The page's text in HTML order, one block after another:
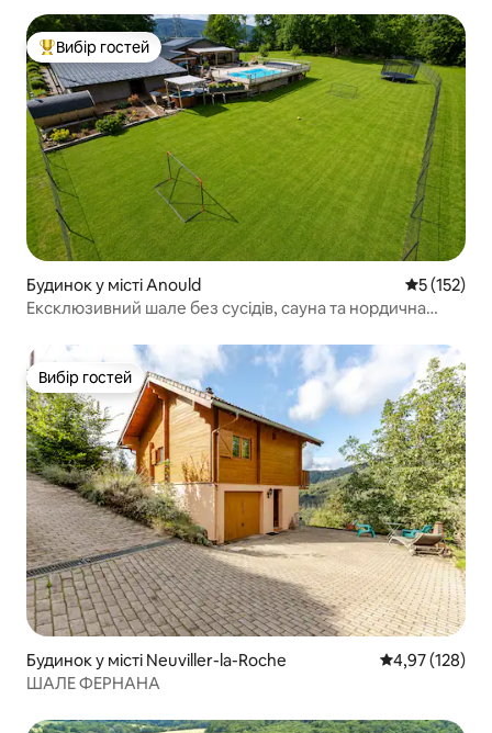
Топ вибір гостей
Вибір гостей
Будинок у місті Anould Середня
5 (152)
Ексклюзивний шале без сусідів, сауна та нордична
Вибір гостей
Вибір гостей
Будинок у місті Neuviller-la-Roche Середня
4,97 (128)
ШАЛЕ ФЕРНАНА